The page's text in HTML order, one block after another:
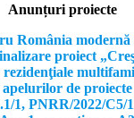
Anunțuri proiecte
România modernă
proiect
rezidenţiale
de
1, PNRR/2022/C5/